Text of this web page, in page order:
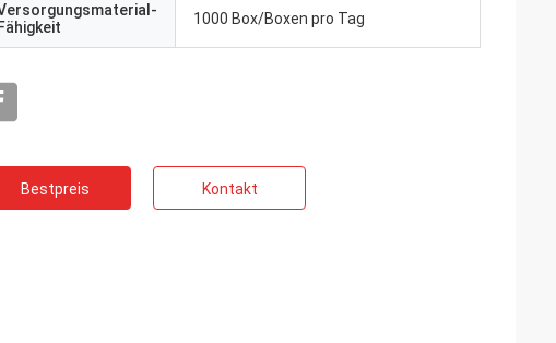
Fähigkeit
1000 Box/Boxen pro Tag
Bestpreis Kontakt